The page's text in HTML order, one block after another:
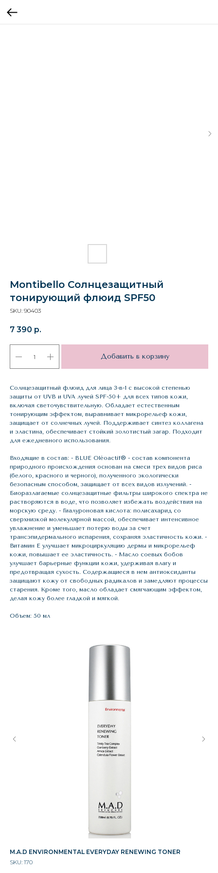
Montibello Солнцезащитный
тонирующий флюид SPF50
SKU: 90403
7 390 р.
Добавить в корзину
Солнцезащитный флюид для лица 3-в-1 с высокой степенью
защиты от UVB и UVA лучей SPF-50+ для всех типов кожи,
включая светочувствительную. Обладает естественным
тонирующим эффектом, выравнивает микрорельеф кожи,
защищает от солнечных лучей. Поддерживает синтез коллагена
и эластина, обеспечивает стойкий золотистый загар. Подходит
для ежедневного использования.
Входящие в состав: - BLUE Oléoactif® - состав компонента
природного происхождения основан на смеси трех видов риса
(белого, красного и черного), полученного экологически
безопасным способом, защищает от всех видов излучений. -
Биоразлагаемые солнцезащитные фильтры широкого спектра не
растворяются в воде, что позволяет избежать воздействия на
морскую среду. - Гиалуроновая кислота: полисахарид со
сверхнизкой молекулярной массой, обеспечивает интенсивное
увлажнение и уменьшает потерю воды за счет
трансэпидермального испарения, сохраняя эластичность кожи. -
Витамин Е улучшает микроциркуляцию дермы и микрорельеф
кожи, повышает ее эластичность. - Масло соевых бобов
улучшает барьерные функции кожи, удерживая влагу и
предотвращая сухость. Содержащиеся в нем антиоксиданты
защищают кожу от свободных радикалов и замедляют процессы
старения. Кроме того, масло обладает смягчающим эффектом,
делая кожу более гладкой и мягкой.
Объем: 50 мл
M.A.D ENVIRONMENTAL EVERYDAY RENEWING TONER
SKU: 170